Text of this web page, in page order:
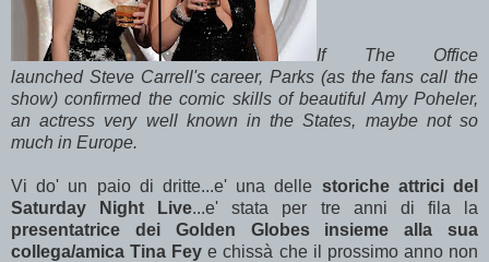
If The Office
launched Steve Carrell's career, Parks (as the fans call the
show) confirmed the comic skills of beautiful Amy Poheler,
an actress very well known in the States, maybe not so
much in Europe.
Vi do' un paio di dritte...e' una delle storiche attrici del
Saturday Night Live...e' stata per tre anni di fila la
presentatrice dei Golden Globes insieme alla sua
collega/amica Tina Feye chissà che il prossimo anno non